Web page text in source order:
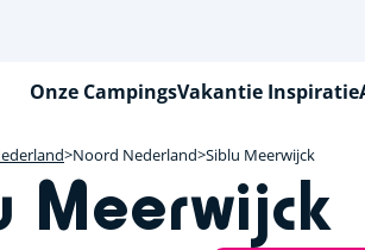
Onze CampingsVakantie Inspiratie
Noord Nederland Siblu Meerwijck
Meerwijck